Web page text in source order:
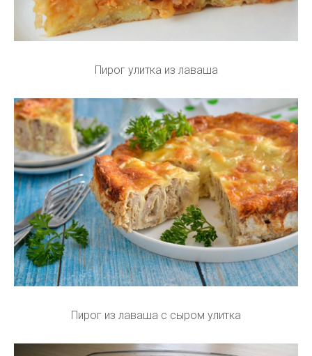
Пирог улитка из лаваша
Пирог из лаваша с сыром улитка